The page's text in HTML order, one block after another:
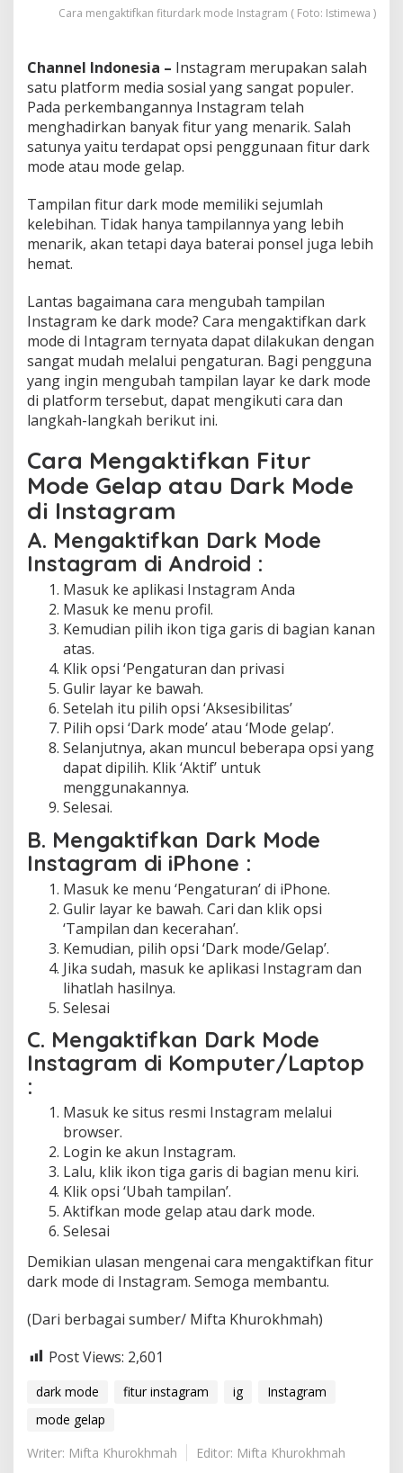
d
s
t
a
g
a
m
Cara mengaktifkan fiturdark mode Instagram ( Foto: Istimewa )
Channel Indonesia – Instagram merupakan salah
satu platform media sosial yang sangat populer.
Pada perkembangannya Instagram telah
menghadirkan banyak fitur yang menarik. Salah
satunya yaitu terdapat opsi penggunaan fitur dark
mode atau mode gelap.
Tampilan fitur dark mode memiliki sejumlah
kelebihan. Tidak hanya tampilannya yang lebih
menarik, akan tetapi daya baterai ponsel juga lebih
hemat.
Lantas bagaimana cara mengubah tampilan
Instagram ke dark mode? Cara mengaktifkan dark
mode di Intagram ternyata dapat dilakukan dengan
sangat mudah melalui pengaturan. Bagi pengguna
yang ingin mengubah tampilan layar ke dark mode
di platform tersebut, dapat mengikuti cara dan
langkah-langkah berikut ini.
Cara Mengaktifkan Fitur
Mode Gelap atau Dark Mode
di Instagram
A. Mengaktifkan Dark Mode
Instagram di Android :
Masuk ke aplikasi Instagram Anda
Masuk ke menu profil.
Kemudian pilih ikon tiga garis di bagian kanan
atas.
Klik opsi ‘Pengaturan dan privasi
Gulir layar ke bawah.
Setelah itu pilih opsi ‘Aksesibilitas’
Pilih opsi ‘Dark mode’ atau ‘Mode gelap’.
Selanjutnya, akan muncul beberapa opsi yang
dapat dipilih. Klik ‘Aktif’ untuk
menggunakannya.
Selesai.
B. Mengaktifkan Dark Mode
Instagram di iPhone :
Masuk ke menu ‘Pengaturan’ di iPhone.
Gulir layar ke bawah. Cari dan klik opsi
‘Tampilan dan kecerahan’.
Kemudian, pilih opsi ‘Dark mode/Gelap’.
Jika sudah, masuk ke aplikasi Instagram dan
lihatlah hasilnya.
Selesai
C. Mengaktifkan Dark Mode
Instagram di Komputer/Laptop
:
Masuk ke situs resmi Instagram melalui
browser.
Login ke akun Instagram.
Lalu, klik ikon tiga garis di bagian menu kiri.
Klik opsi ‘Ubah tampilan’.
Aktifkan mode gelap atau dark mode.
Selesai
Demikian ulasan mengenai cara mengaktifkan fitur
dark mode di Instagram. Semoga membantu.
(Dari berbagai sumber/ Mifta Khurokhmah)
Post Views: 2,601
dark mode fitur instagram ig
Instagram
mode gelap
Writer: Mifta Khurokhmah
Editor: Mifta Khurokhmah